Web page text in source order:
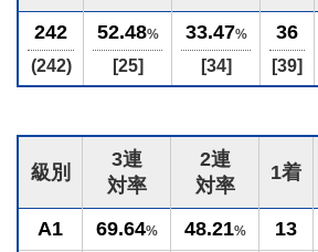
242
(242)
52.48%
[25]
33.47%
[34]
36
[39]
級別
3連
対率
2連
対率
1着
A1 69.64% 48.21% 13